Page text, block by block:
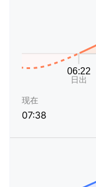
现在
07:38